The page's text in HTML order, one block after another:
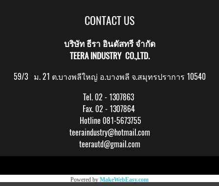
CONTACT US
บริษัท ธีรา อินดัสทรี จำกัด
TEERA INDUSTRY CO.,LTD.
59/3 ม. 21 ต.บางพลีใหญ่ อ.บางพลี จ.สมุทรปราการ 10540
Tel. 02 - 1307863
Fax. 02 - 1307864
Hotline 081-5673755
teeraindustry@hotmail.com
teerautd@gmail.com
Powered by MakeWebEasy.com